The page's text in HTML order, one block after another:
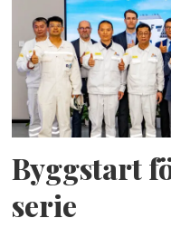
Byggstart
serie